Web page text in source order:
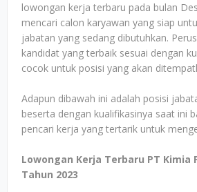
lowongan kerja terbaru pada bulan
mencari calon karyawan yang siap
jabatan yang sedang dibutuhkan.
kandidat yang terbaik sesuai dengan
cocok untuk posisi yang akan
Adapun dibawah ini adalah posisi
beserta dengan kualifikasinya saat ini
pencari kerja yang tertarik untuk
Lowongan Kerja Terbaru PT Kimia
Tahun 2023